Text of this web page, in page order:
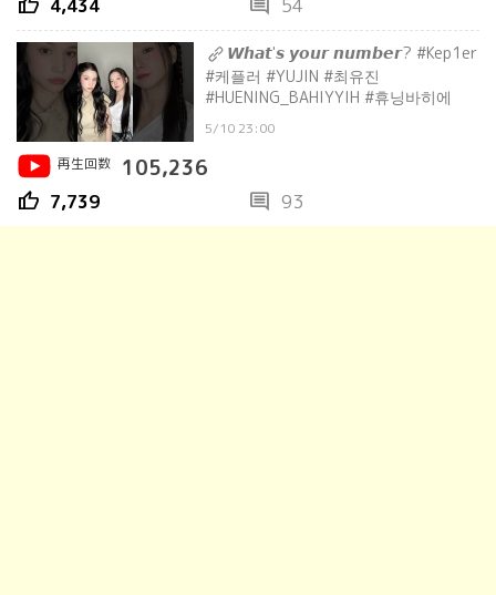
thumb_up 4,434 comment 54
𝙒𝙝𝙖𝙩'𝙨 𝙮𝙤𝙪𝙧 𝙣𝙪𝙢𝙗𝙚𝙧? #Kep1er
#케플러 #YUJIN #최유진
#HUENING_BAHIYYIH #휴닝바히에
5/10 23:00
再生回数
105,236
thumb_up 7,739 comment 93